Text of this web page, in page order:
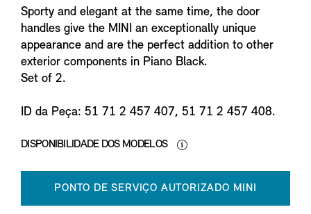
Sporty and elegant at the same time, the door
handles give the MINI an exceptionally unique
appearance and are the perfect addition to other
exterior components in Piano Black.
Set of 2.
ID da Peça: 51 71 2 457 407, 51 71 2 457 408.
DISPONIBILIDADE DOS MODELOS
PONTO DE SERVIÇO AUTORIZADO MINI